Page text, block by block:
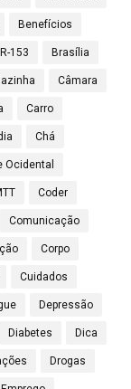
Benefícios
153 Brasília
Câmara
Carro
Chá
Ocidental
Coder
Comunicação
Corpo
Cuidados
Depressão
Diabetes Dica
Drogas